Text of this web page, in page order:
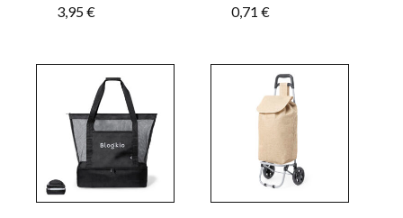
3,95€
elegir
la
página
de
producto
0,71 €
producto
tiene
múltiples
variantes.